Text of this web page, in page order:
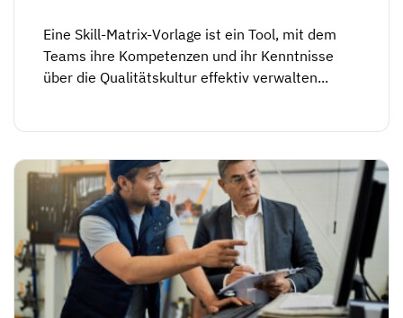
Eine Skill-Matrix-Vorlage ist ein Tool, mit dem
Teams ihre Kompetenzen und ihr Kenntnisse
über die Qualitätskultur effektiv verwalten...